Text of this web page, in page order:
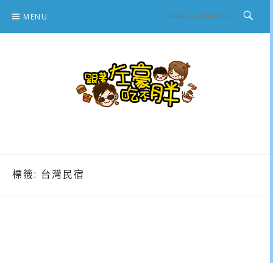
content
MENU
標籤: 台灣民宿